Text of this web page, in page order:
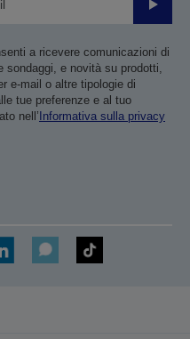
Invia
a ricevere comunicazioni di
e novità su prodotti,
e-mail o altre tipologie di
tue preferenze e al tuo
nell’Informativa sulla privacy